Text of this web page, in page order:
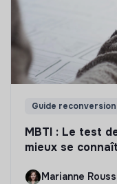
Guide reconversion
MBTI : Le test
mieux se
Marianne